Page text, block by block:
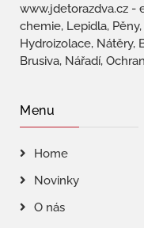
www.jdetorazdva.cz -
chemie, Lepidla,
Hydroizolace, Nátěry,
Brusiva, Nářadí,
Menu
Home
Novinky
O nás